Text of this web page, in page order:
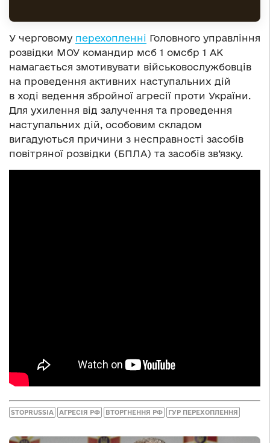
У черговому перехопленні Головного управління
розвідки МОУ командир мсб 1 омсбр 1 АК
намагається змотивувати військовослужбовців
на проведення активних наступальних дій
в ході ведення збройної агресії проти України.
Для ухилення від залучення та проведення
наступальних дій, особовим складом
вигадуються причини з несправності засобів
повітряної розвідки (БПЛА) та засобів зв’язку.
STOPRUSSIA АГРЕСІЯ РФ ВТОРГНЕННЯ РФ ГУР ПЕРЕХОПЛЕННЯ